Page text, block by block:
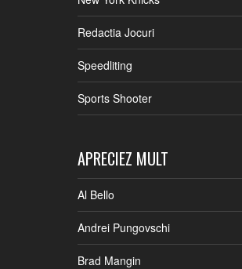
Redactia Jocuri
Speedliting
Sports Shooter
APRECIEZ MULT
Al Bello
Andrei Pungovschi
Brad Mangin